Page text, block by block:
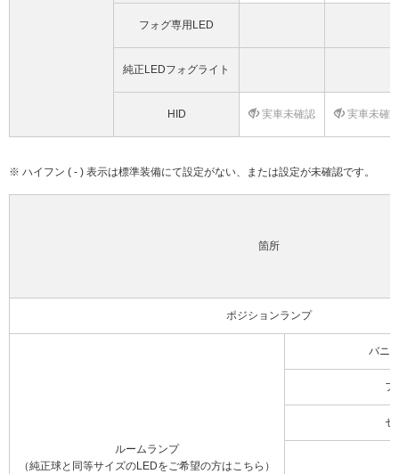
フォグ専用LED
純正LEDフォグライト
HID 実車未確認 実車未確
※ ハイフン ( - ) 表示は標準装備にて設定がない、または設定が未確認です。
箇所
ポジションランプ
ルームランプ
（純正球と同等サイズのLEDをご希望の方はこちら）
バニ
フ
セ